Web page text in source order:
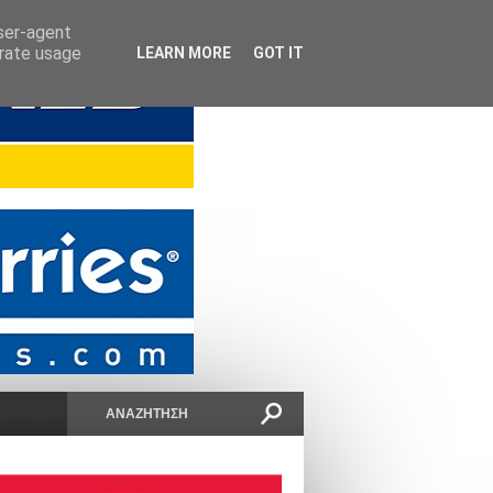
agent
usage
LEARN MORE GOT IT